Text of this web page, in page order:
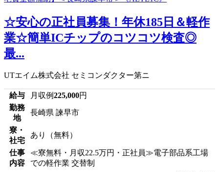
☆安心の正社員募集！年休185日＆軽作
業☆簡単ICチップのコツコツ検査◎
最...
UTエイム株式会社 セミコンダクター第ニ
給与 月収例225,000円
勤務
地
長崎県 諫早市
寮・
社宅
あり（無料）
仕事
内容
≪寮無料・月収22.5万円・正社員≫電子部品系工場
での軽作業 交替制